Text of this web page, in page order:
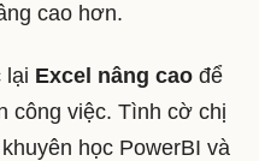
cao hơn.
lại Excel nâng cao để
công việc. Tình cờ chị
học PowerBI và